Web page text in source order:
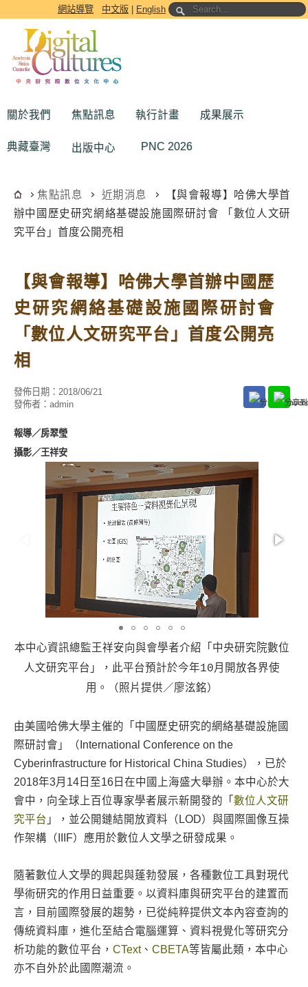
跳到主要內容區塊網站導覽 中文版 English
關於我們 焦點訊息 執行計畫 成果展示
典藏臺灣 出版中心 PNC 2026
焦點訊息 近期消息
【與會報導】哈佛大學首
辦中國歷史研究網絡基礎設施國際研討會 「數位人文研
究平台」首度公開亮相
【與會報導】哈佛大學首辦中國歷
史研究網絡基礎設施國際研討會
「數位人文研究平台」首度公開亮
相
發佈日期： 2018/06/21
發佈者： admin
報導／房翠瑩
攝影／王祥安
本中心資訊總監王祥安向與會學者介紹「中央研究院數位
人文研究平台」，此平台預計於今年10月開放各界使
用。（照片提供／廖泫銘）
由美國哈佛大學主催的「中國歷史研究的網絡基礎設施國
際研討會」（International Conference on the
Cyberinfrastructure for Historical China Studies），已於
2018年3月14日至16日在中國上海盛大舉辦。本中心於大
會中，向全球上百位專家學者展示新開發的「 數位人文研
究平台 」，並公開鏈結開放資料（LOD）與國際圖像互操
作架構（IIIF）應用於數位人文學之研發成果。
隨著數位人文學的興起與蓬勃發展，各種數位工具對現代
學術研究的作用日益重要。以資料庫與研究平台的建置而
言，目前國際發展的趨勢，已從純粹提供文本內容查詢的
傳統資料庫，進化至結合電腦運算、資料視覺化等研究分
析功能的數位平台， CText、 CBETA等皆屬此類，本中心
亦不自外於此國際潮流。